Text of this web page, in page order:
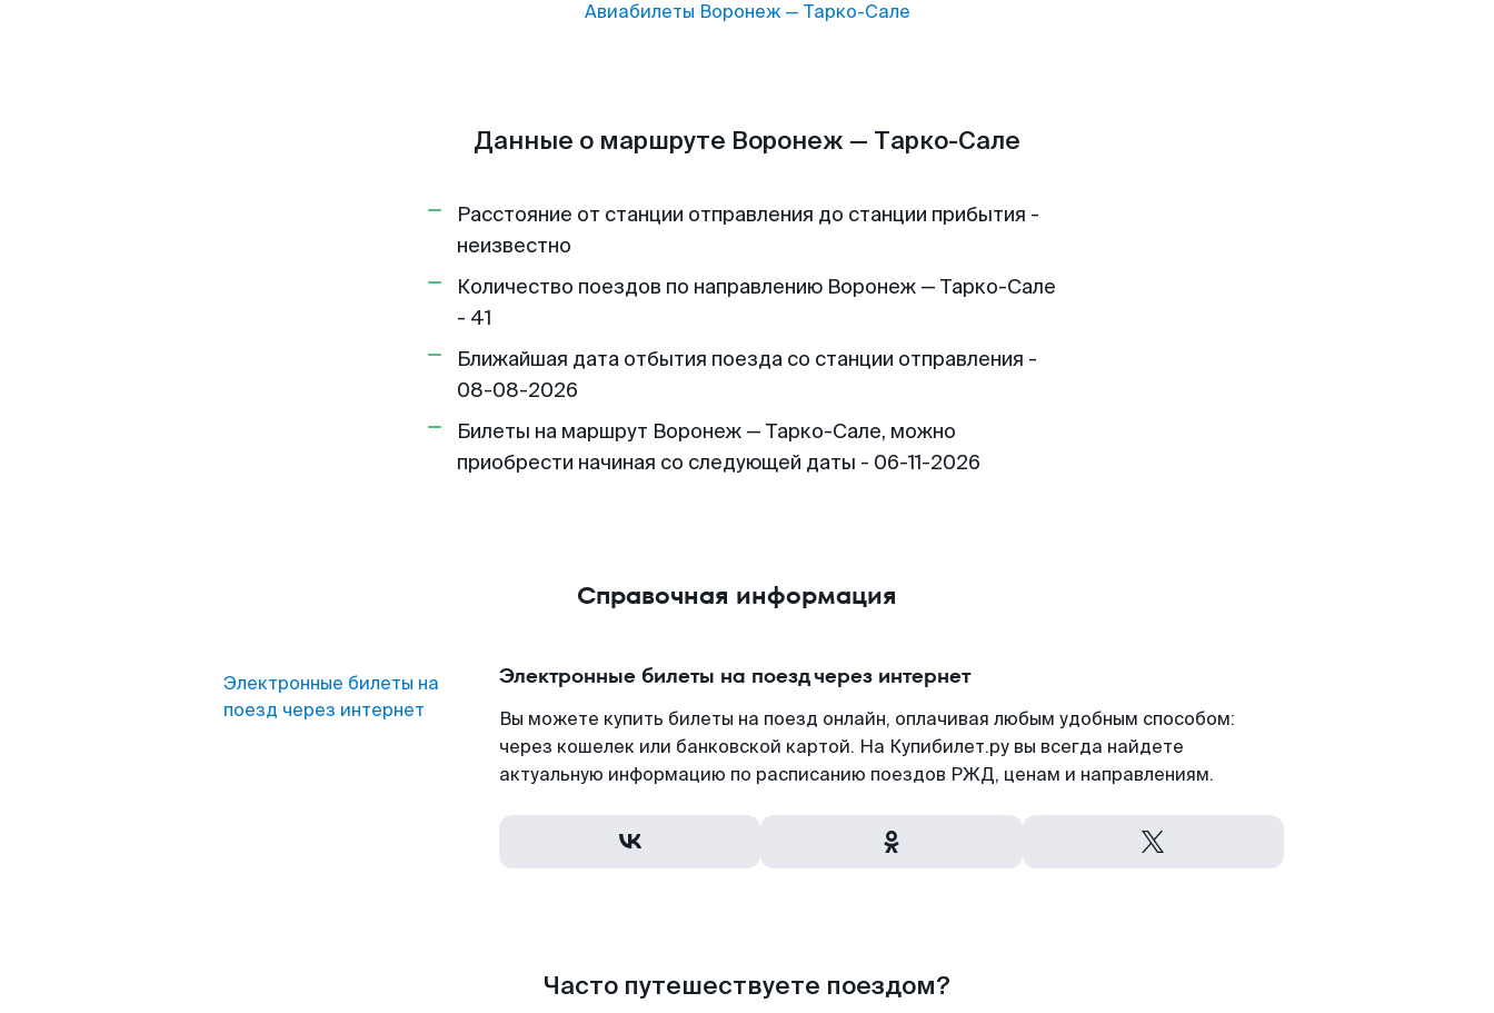
Авиабилеты Воронеж— Тарко-Сале
Данные о маршруте Воронеж — Тарко-Сале
Расстояние от станции отправления до станции прибытия -
неизвестно
Количество поездов по направлению Воронеж — Тарко-Сале
- 41
Ближайшая дата отбытия поезда со станции отправления -
08-08-2026
Билеты на маршрут Воронеж — Тарко-Сале, можно
приобрести начиная со следующей даты - 06-11-2026
Справочная информация
Электронные билеты на
поезд через интернет
Электронные билеты на поезд через интернет
Вы можете купить билеты на поезд онлайн, оплачивая любым удобным способом:
через кошелек или банковской картой. На Купибилет.ру вы всегда найдете
актуальную информацию по расписанию поездов РЖД, ценам и направлениям.
Часто путешествуете поездом?